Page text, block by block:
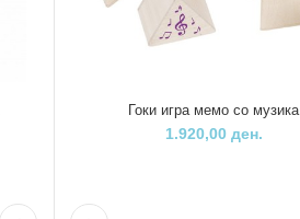
Гоки игра мемо со музика
1.920,00 ден.